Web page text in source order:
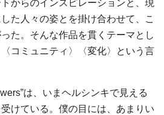
からのインスピレーションと、現
た人々の姿とを掛け合わせて、こ
た。そんな作品を貫くテーマとし
コミュニティ〉〈変化〉という言
は、いまヘルシンキで見える
けている。僕の目には、あまりい